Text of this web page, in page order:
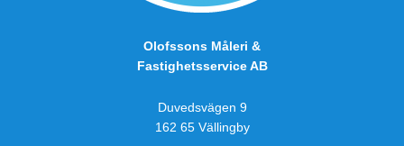
Olofssons Måleri &
Fastighetsservice AB
Duvedsvägen 9
162 65 Vällingby